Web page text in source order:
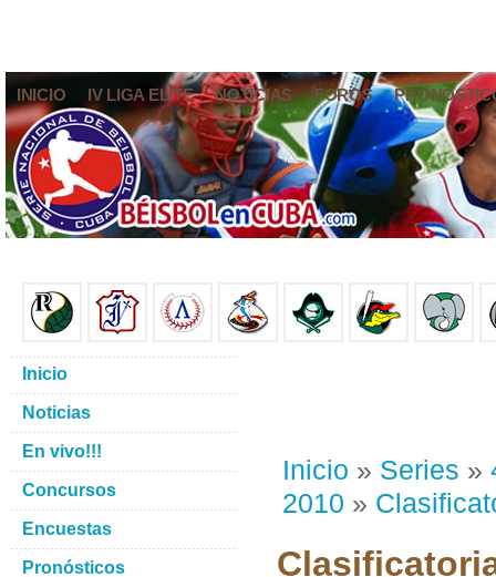
INICIO IV LIGA ELITE NOTICIAS FOROS
Inicio » Series »
2010 »
Inicio
Noticias
En vivo!!!
Concursos
Encuestas
Pronósticos